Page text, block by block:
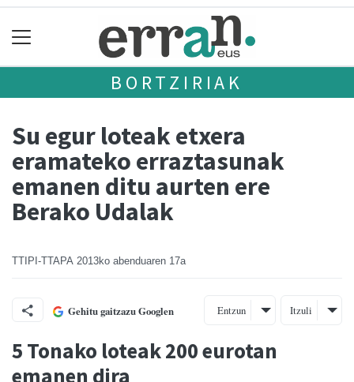
BORTZIRIAK
Su egur loteak etxera
eramateko erraztasunak
emanen ditu aurten ere
Berako Udalak
TTIPI-TTAPA 2013ko abenduaren 17a
Gehitu gaitzazu Googlen Entzun Itzuli
5 Tonako loteak 200 eurotan
emanen dira